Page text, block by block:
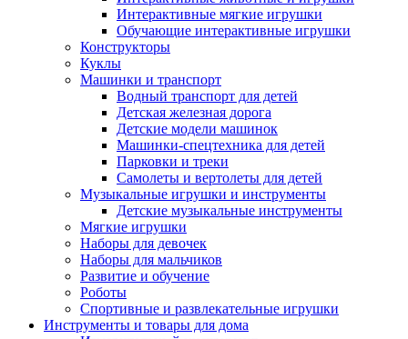
Интерактивные мягкие игрушки
Обучающие интерактивные игрушки
Конструкторы
Куклы
Машинки и транспорт
Водный транспорт для детей
Детская железная дорога
Детские модели машинок
Машинки-спецтехника для детей
Парковки и треки
Самолеты и вертолеты для детей
Музыкальные игрушки и инструменты
Детские музыкальные инструменты
Мягкие игрушки
Наборы для девочек
Наборы для мальчиков
Развитие и обучение
Роботы
Спортивные и развлекательные игрушки
Инструменты и товары для дома